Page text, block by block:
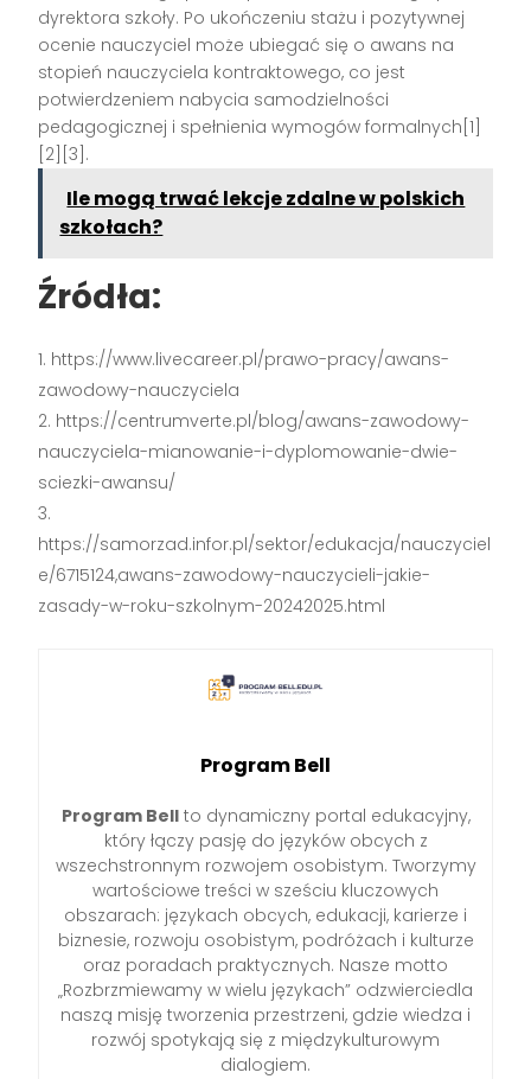
dyrektora szkoły. Po ukończeniu stażu i pozytywnej
ocenie nauczyciel może ubiegać się o awans na
stopień nauczyciela kontraktowego, co jest
potwierdzeniem nabycia samodzielności
pedagogicznej i spełnienia wymogów formalnych[1]
[2][3].
Ile mogą trwać lekcje zdalne w polskich
szkołach?
Źródła:
https://www.livecareer.pl/prawo-pracy/awans-
zawodowy-nauczyciela
https://centrumverte.pl/blog/awans-zawodowy-
nauczyciela-mianowanie-i-dyplomowanie-dwie-
sciezki-awansu/
https://samorzad.infor.pl/sektor/edukacja/nauczyciel
e/6715124,awans-zawodowy-nauczycieli-jakie-
zasady-w-roku-szkolnym-20242025.html
Program Bell
Program Bellto dynamiczny portal edukacyjny,
który łączy pasję do języków obcych z
wszechstronnym rozwojem osobistym. Tworzymy
wartościowe treści w sześciu kluczowych
obszarach: językach obcych, edukacji, karierze i
biznesie, rozwoju osobistym, podróżach i kulturze
oraz poradach praktycznych. Nasze motto
„Rozbrzmiewamy w wielu językach” odzwierciedla
naszą misję tworzenia przestrzeni, gdzie wiedza i
rozwój spotykają się z międzykulturowym
dialogiem.